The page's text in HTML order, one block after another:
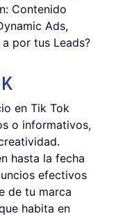
Contenido
Ads,
por tus Leads?
en Tik Tok
o informativos,
hasta la fecha
efectivos
de tu marca
habita en